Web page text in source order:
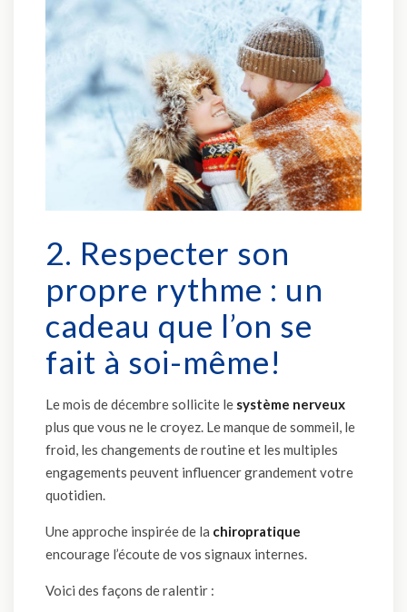
2. Respecter son
propre rythme : un
cadeau que l’on se
fait à soi-même!
Le mois de décembre sollicite le système nerveux
plus que vous ne le croyez. Le manque de sommeil, le
froid, les changements de routine et les multiples
engagements peuvent influencer grandement votre
quotidien.
Une approche inspirée de la chiropratique
encourage l’écoute de vos signaux internes.
Voici des façons de ralentir :